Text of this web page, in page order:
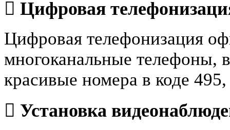
Цифровая
Цифровая телефонизация
многоканальные телефоны,
красивые номера в коде
Установка